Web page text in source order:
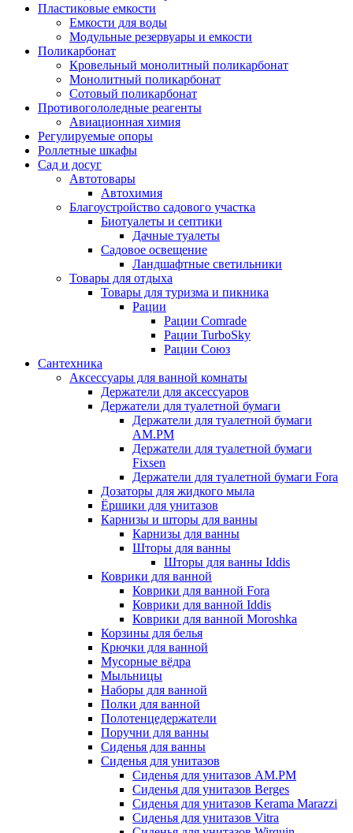
Пластиковые емкости
Емкости для воды
Модульные резервуары и емкости
Поликарбонат
Кровельный монолитный поликарбонат
Монолитный поликарбонат
Сотовый поликарбонат
Противогололедные реагенты
Авиационная химия
Регулируемые опоры
Роллетные шкафы
Сад и досуг
Автотовары
Автохимия
Благоустройство садового участка
Биотуалеты и септики
Дачные туалеты
Садовое освещение
Ландшафтные светильники
Товары для отдыха
Товары для туризма и пикника
Рации
Рации Comrade
Рации TurboSky
Рации Союз
Сантехника
Аксессуары для ванной комнаты
Держатели для аксессуаров
Держатели для туалетной бумаги
Держатели для туалетной бумаги
AM.PM
Держатели для туалетной бумаги
Fixsen
Держатели для туалетной бумаги Fora
Дозаторы для жидкого мыла
Ёршики для унитазов
Карнизы и шторы для ванны
Карнизы для ванны
Шторы для ванны
Шторы для ванны Iddis
Коврики для ванной
Коврики для ванной Fora
Коврики для ванной Iddis
Коврики для ванной Moroshka
Корзины для белья
Крючки для ванной
Мусорные вёдра
Мыльницы
Наборы для ванной
Полки для ванной
Полотенцедержатели
Поручни для ванны
Сиденья для ванны
Сиденья для унитазов
Сиденья для унитазов AM.PM
Сиденья для унитазов Berges
Сиденья для унитазов Kerama Marazzi
Сиденья для унитазов Vitra